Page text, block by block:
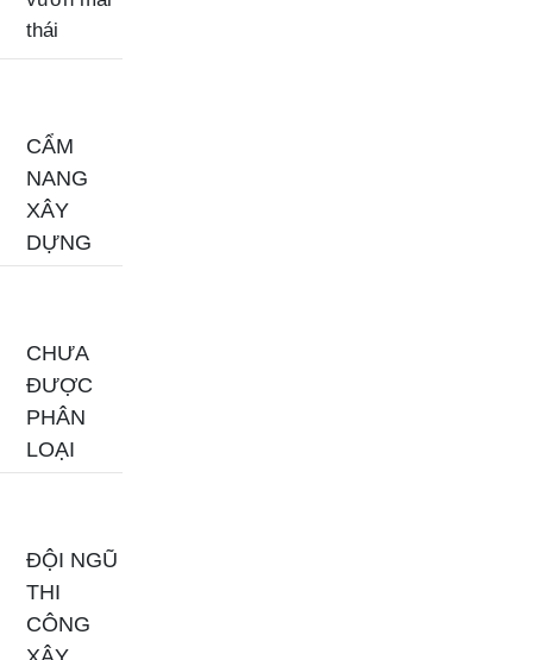
thái
CẨM
NANG
XÂY
DỰNG
CHƯA
ĐƯỢC
PHÂN
LOẠI
ĐỘI NGŨ
THI
CÔNG